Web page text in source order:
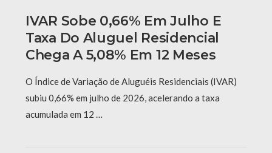
IVAR Sobe 0,66% Em Julho E
Taxa Do Aluguel Residencial
Chega A 5,08% Em 12 Meses
O Índice de Variação de Aluguéis Residenciais (IVAR)
subiu 0,66% em julho de 2026, acelerando a taxa
acumulada em 12 …